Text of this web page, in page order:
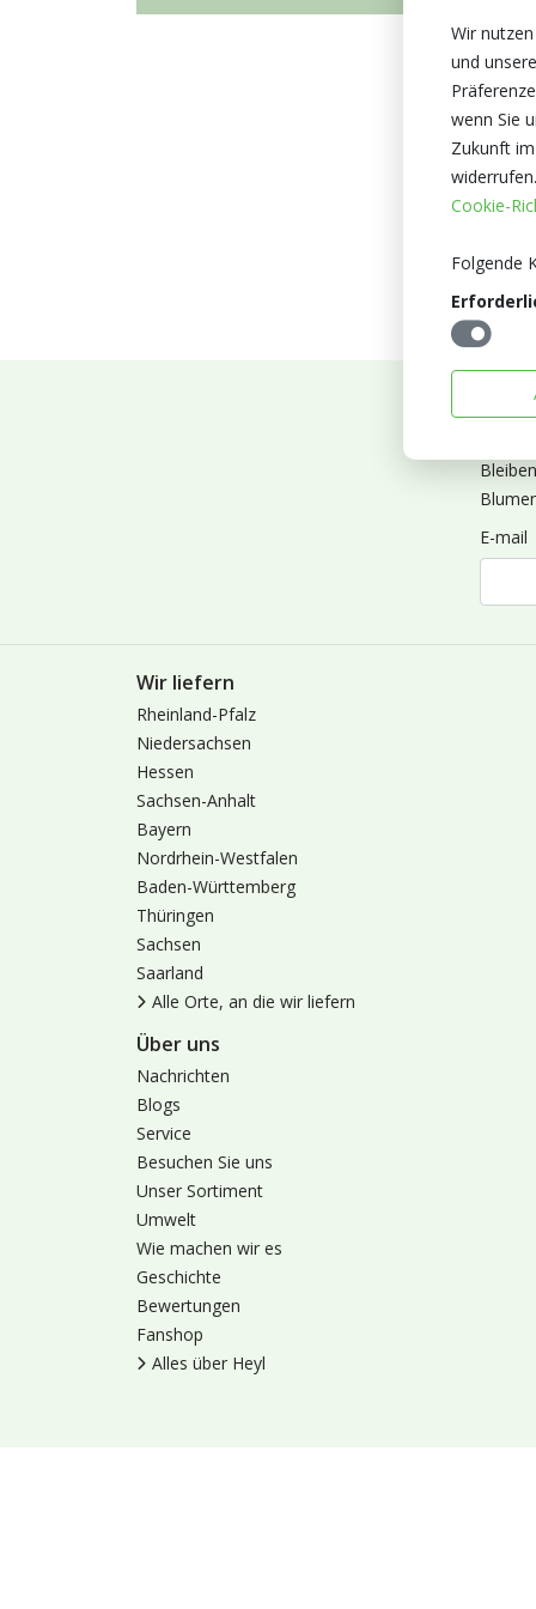
E-mail
Wir liefern
Rheinland-Pfalz
Niedersachsen
Hessen
Sachsen-Anhalt
Bayern
Nordrhein-Westfalen
Baden-Württemberg
Thüringen
Sachsen
Saarland
Alle Orte, an die wir liefern
Über uns
Nachrichten
Blogs
Service
Besuchen Sie uns
Unser Sortiment
Umwelt
Wie machen wir es
Geschichte
Bewertungen
Fanshop
Alles über Heyl
Wir
und
wenn Sie
Zukunft
Cookie-
Folgende